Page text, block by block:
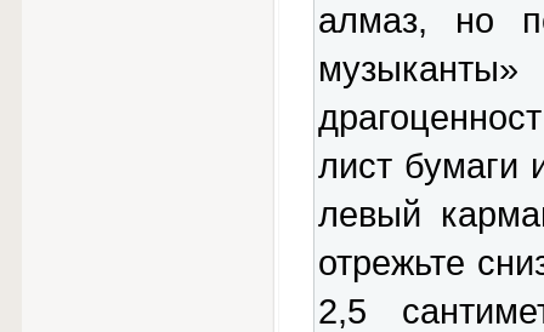
алмаз, но
лист бумаги
левый
отрежьте
2,5